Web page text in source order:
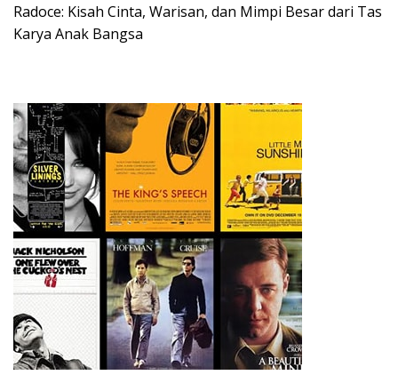
Radoce: Kisah Cinta, Warisan, dan Mimpi Besar dari Tas
Karya Anak Bangsa